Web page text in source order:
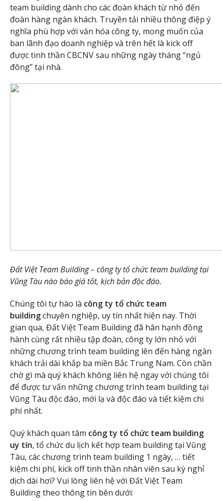
team building dành cho các đoàn khách từ nhỏ đến
đoàn hàng ngàn khách. Truyền tải nhiều thông điệp ý
nghĩa phù hợp với văn hóa công ty, mong muốn của
ban lãnh đạo doanh nghiệp và trên hết là kick off
được tinh thần CBCNV sau những ngày tháng “ngủ
đông” tại nhà.
Đất Việt Team Building – công ty tổ chức team building tại
Vũng Tàu nào báo giá tốt, kịch bản độc đáo.
Chúng tôi tự hào là công ty tổ chức team
buildingchuyên nghiệp, uy tín nhất hiện nay. Thời
gian qua, Đất Việt Team Building đã hân hạnh đồng
hành cùng rất nhiều tập đoàn, công ty lớn nhỏ với
những chương trình team building lên đến hàng ngàn
khách trải dài khắp ba miền Bắc Trung Nam. Còn chần
chờ gì mà quý khách không liên hệ ngay với chúng tôi
để được tư vấn những chương trình team building tại
Vũng Tàu độc đáo, mới lạ và độc đáo và tiết kiệm chi
phí nhất.
Quý khách quan tâm công ty tổ chức team building
uy tín, tổ chức du lịch kết hợp team building tại Vũng
Tàu, các chương trình team building 1 ngày, … tiết
kiệm chi phí, kick off tinh thần nhân viên sau kỳ nghỉ
dịch dài hơi? Vui lòng liên hệ với Đất Việt Team
Building theo thông tin bên dưới: